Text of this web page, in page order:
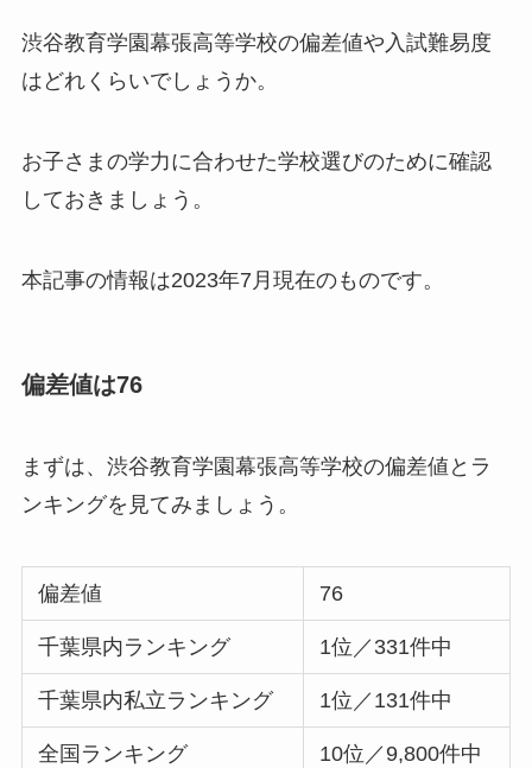
渋谷教育学園幕張高等学校の偏差値や入試難易度
はどれくらいでしょうか。
お子さまの学力に合わせた学校選びのために確認
しておきましょう。
本記事の情報は2023年7月現在のものです。
偏差値は76
まずは、渋谷教育学園幕張高等学校の偏差値とラ
ンキングを見てみましょう。
偏差値 76
千葉県内ランキング 1位／331件中
千葉県内私立ランキング 1位／131件中
全国ランキング 10位／9,800件中